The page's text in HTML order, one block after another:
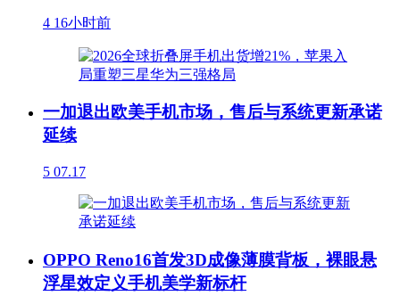
4 16小时前
一加退出欧美手机市场，售后与系统更新承诺
延续
5 07.17
OPPO Reno16首发3D成像薄膜背板，裸眼悬
浮星效定义手机美学新标杆